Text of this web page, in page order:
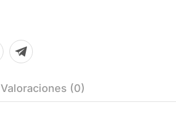
Valoraciones (0)